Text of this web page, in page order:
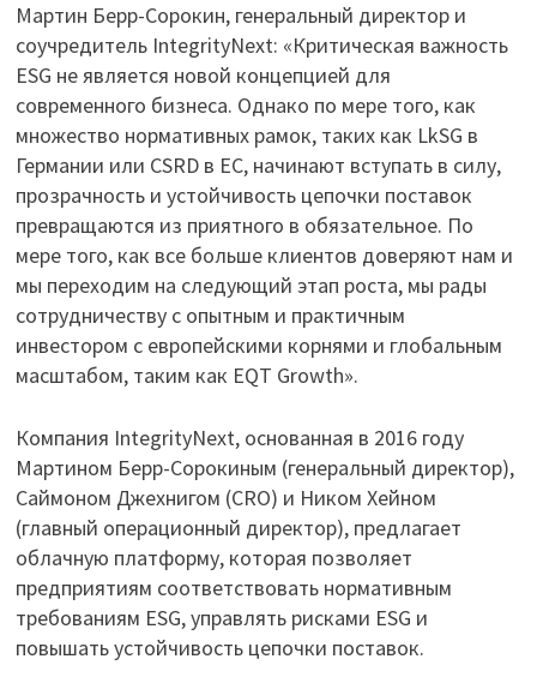
Мартин Берр-Сорокин, генеральный директор и
соучредитель IntegrityNext: «Критическая важность
ESG не является новой концепцией для
современного бизнеса. Однако по мере того, как
множество нормативных рамок, таких как LkSG в
Германии или CSRD в ЕС, начинают вступать в силу,
прозрачность и устойчивость цепочки поставок
превращаются из приятного в обязательное. По
мере того, как все больше клиентов доверяют нам и
мы переходим на следующий этап роста, мы рады
сотрудничеству с опытным и практичным
инвестором с европейскими корнями и глобальным
масштабом, таким как EQT Growth».
Компания IntegrityNext, основанная в 2016 году
Мартином Берр-Сорокиным (генеральный директор),
Саймоном Джехнигом (CRO) и Ником Хейном
(главный операционный директор), предлагает
облачную платформу, которая позволяет
предприятиям соответствовать нормативным
требованиям ESG, управлять рисками ESG и
повышать устойчивость цепочки поставок.